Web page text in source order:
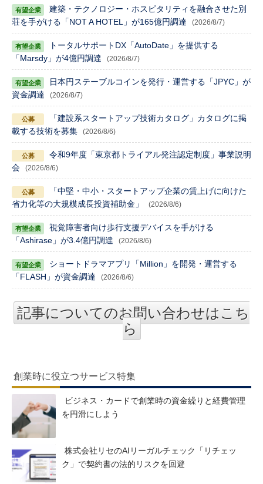
建築・テクノロジー・ホスピタリティを融合させた別
荘を手がける「NOT A HOTEL」が165億円調達
(2026/8/7)
トータルサポートDX「AutoDate」を提供する
「Marsdy」が4億円調達
(2026/8/7)
日本円ステーブルコインを発行・運営する「JPYC」が
資金調達
(2026/8/7)
「建設系スタートアップ技術カタログ」カタログに掲
載する技術を募集
(2026/8/6)
令和9年度「東京都トライアル発注認定制度」事業説明
会
(2026/8/6)
「中堅・中小・スタートアップ企業の賃上げに向けた
省力化等の大規模成長投資補助金」
(2026/8/6)
視覚障害者向け歩行支援デバイスを手がける
「Ashirase」が3.4億円調達
(2026/8/6)
ショートドラマアプリ「Million」を開発・運営する
「FLASH」が資金調達
(2026/8/6)
記事についてのお問い合わせはこち
ら
創業時に役立つサービス特集
ビジネス・カードで創業時の資金繰りと経費管理
を円滑にしよう
株式会社リセのAIリーガルチェック「リチェッ
ク」で契約書の法的リスクを回避